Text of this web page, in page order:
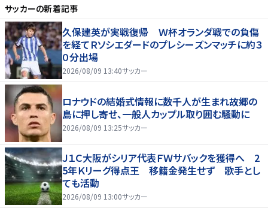
サッカーの新着記事
久保建英が実戦復帰 Ｗ杯オランダ戦での負傷
を経てＲソシエダードのプレシーズンマッチに約３
０分出場
2026/08/09 13:40サッカー
ロナウドの結婚式情報に数千人が生まれ故郷の
島に押し寄せ、一般人カップル取り囲む騒動に
2026/08/09 13:25サッカー
Ｊ１Ｃ大阪がシリア代表ＦＷサバックを獲得へ 2
5年Ｋリーグ得点王 移籍金発生せず 歌手とし
ても活動
2026/08/09 13:00サッカー